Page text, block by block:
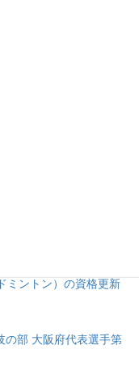
ミントン）の資格更新
の部 大阪府代表選手第